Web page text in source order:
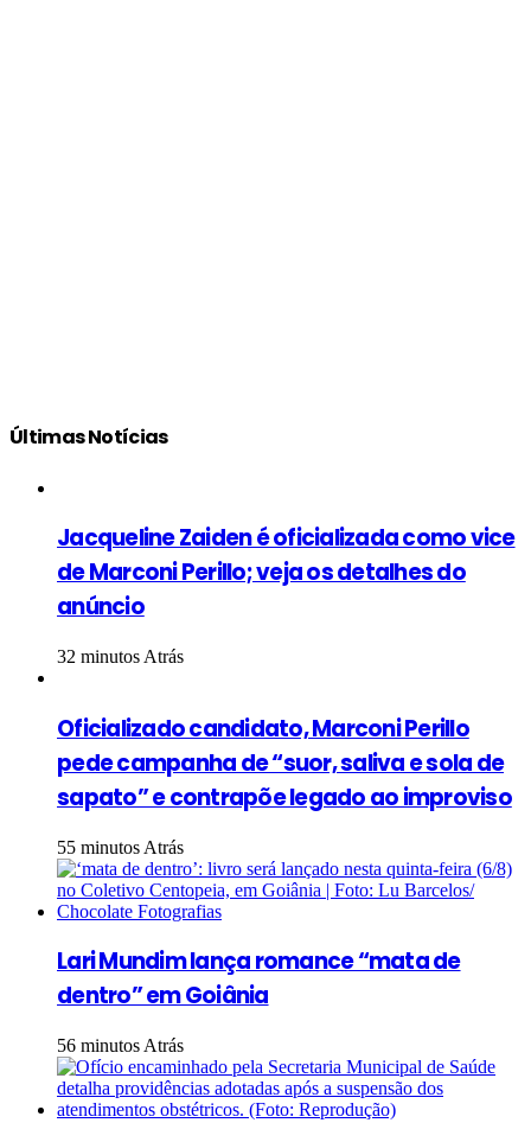
Últimas Notícias
Jacqueline Zaiden é oficializada como vice
de Marconi Perillo; veja os detalhes do
anúncio
32 minutos Atrás
Oficializado candidato, Marconi Perillo
pede campanha de “suor, saliva e sola de
sapato” e contrapõe legado ao improviso
55 minutos Atrás
Lari Mundim lança romance “mata de
dentro” em Goiânia
56 minutos Atrás